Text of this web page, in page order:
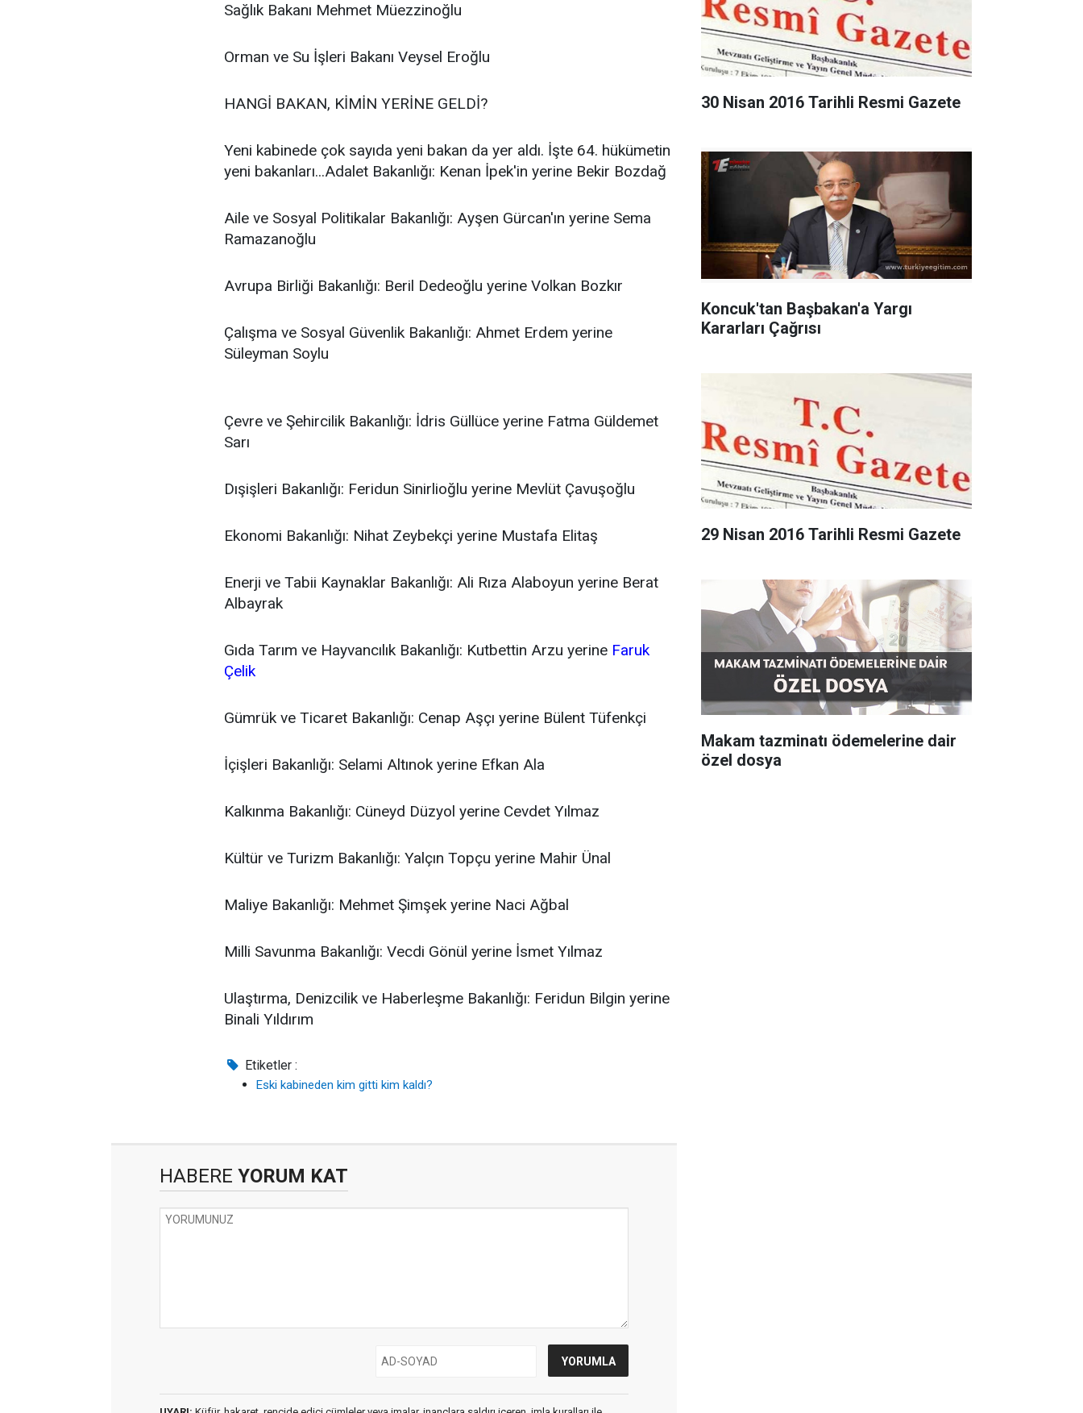
Sağlık Bakanı Mehmet Müezzinoğlu
Orman ve Su İşleri Bakanı Veysel Eroğlu
HANGİ BAKAN, KİMİN YERİNE GELDİ?
Yeni kabinede çok sayıda yeni bakan da yer aldı. İşte 64. hükümetin
yeni bakanları...Adalet Bakanlığı: Kenan İpek'in yerine Bekir Bozdağ
Aile ve Sosyal Politikalar Bakanlığı: Ayşen Gürcan'ın yerine Sema
Ramazanoğlu
Avrupa Birliği Bakanlığı: Beril Dedeoğlu yerine Volkan Bozkır
Çalışma ve Sosyal Güvenlik Bakanlığı: Ahmet Erdem yerine
Süleyman Soylu
Çevre ve Şehircilik Bakanlığı: İdris Güllüce yerine Fatma Güldemet
Sarı
Dışişleri Bakanlığı: Feridun Sinirlioğlu yerine Mevlüt Çavuşoğlu
Ekonomi Bakanlığı: Nihat Zeybekçi yerine Mustafa Elitaş
Enerji ve Tabii Kaynaklar Bakanlığı: Ali Rıza Alaboyun yerine Berat
Albayrak
Gıda Tarım ve Hayvancılık Bakanlığı: Kutbettin Arzu yerine Faruk
Çelik
Gümrük ve Ticaret Bakanlığı: Cenap Aşçı yerine Bülent Tüfenkçi
İçişleri Bakanlığı: Selami Altınok yerine Efkan Ala
Kalkınma Bakanlığı: Cüneyd Düzyol yerine Cevdet Yılmaz
Kültür ve Turizm Bakanlığı: Yalçın Topçu yerine Mahir Ünal
Maliye Bakanlığı: Mehmet Şimşek yerine Naci Ağbal
Milli Savunma Bakanlığı: Vecdi Gönül yerine İsmet Yılmaz
Ulaştırma, Denizcilik ve Haberleşme Bakanlığı: Feridun Bilgin yerine
Binali Yıldırım
Etiketler :
Eski kabineden kim gitti kim kaldı?
HABERE YORUM KAT
30 Nisan 2016 Tarihli Resmi Gazete
Koncuk'tan Başbakan'a Yargı
Kararları Çağrısı
29 Nisan 2016 Tarihli Resmi Gazete
Makam tazminatı ödemelerine dair
özel dosya